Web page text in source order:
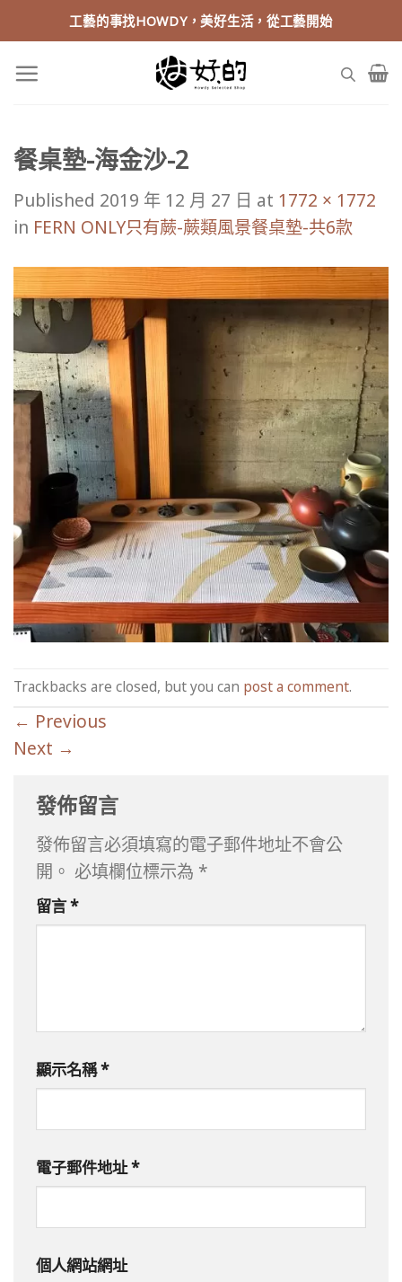
to
content
工藝的事找HOWDY，美好生活，從工藝開始
餐桌墊-海金沙-2
Published 2019 年 12 月 27 日 at 1772 × 1772
in FERN ONLY只有蕨-蕨類風景餐桌墊-共6款
Trackbacks are closed, but you can post a comment.
← Previous
Next →
發佈留言
發佈留言必須填寫的電子郵件地址不會公
開。 必填欄位標示為 *
留言*
顯示名稱*
電子郵件地址*
個人網站網址